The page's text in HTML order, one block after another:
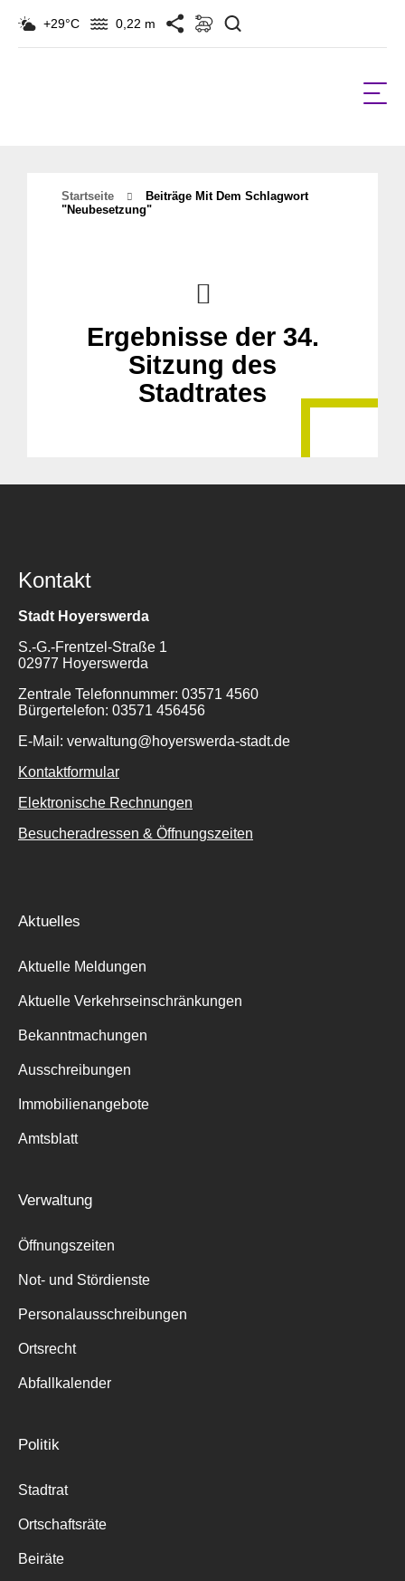
+29°C 0,22 m
Startseite
Beiträge Mit Dem Schlagwort
"neubesetzung"
Ergebnisse der 34.
Sitzung des
Stadtrates
Kontakt
Stadt Hoyerswerda
S.-G.-Frentzel-Straße 1
02977 Hoyerswerda
Zentrale Telefonnummer: 03571 4560
Bürgertelefon: 03571 456456
E-Mail: verwaltung@hoyerswerda-stadt.de
Kontaktformular
Elektronische Rechnungen
Besucheradressen & Öffnungszeiten
Aktuelles
Aktuelle Meldungen
Aktuelle Verkehrseinschränkungen
Bekanntmachungen
Ausschreibungen
Immobilienangebote
Amtsblatt
Verwaltung
Öffnungszeiten
Not- und Stördienste
Personalausschreibungen
Ortsrecht
Abfallkalender
Politik
Stadtrat
Ortschaftsräte
Beiräte